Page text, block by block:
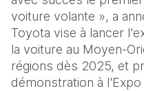
voiture volante », a
Toyota vise à lancer
la voiture au Moyen-
régions dès 2025, et
démonstration à l'Expo